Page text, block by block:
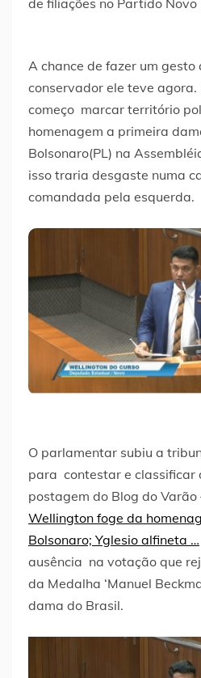
A chance de fazer um
conservador ele teve agora.
começo marcar território
homenagem a primeira
Bolsonaro(PL) na
isso traria desgaste numa
comandada pela esquerda.
O parlamentar subiu a
para contestar e classificar
postagem do Blog do Varão
Wellington foge da
Bolsonaro; Yglesio alfineta …
ausência na votação que
da Medalha ‘Manuel
dama do Brasil.